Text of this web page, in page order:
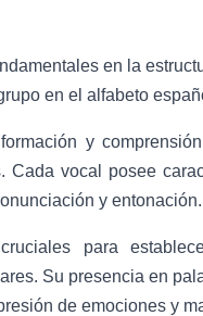
en la
en el alfabeto
y
Cada vocal posee
y entonación.
para
Su presencia en
de emociones y